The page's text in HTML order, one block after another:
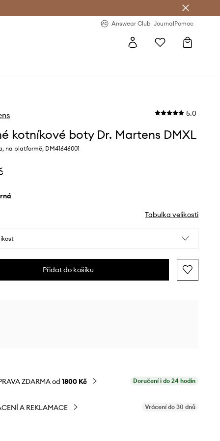
Answear Club JournalPomoc
5.0
kotníkové boty Dr. Martens DMXL
na platformě, DM41646001
Tabulka velikosti
Přidat do košíku
ZDARMA od 1800 Kč Doručení i do 24 hodin
A REKLAMACE Vrácení do 30 dnů